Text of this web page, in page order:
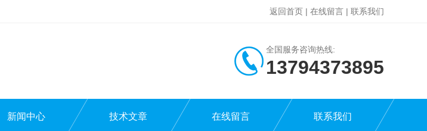
返回首页 | 在线留言 | 联系我们
全国服务咨询热线:
13794373895
新闻中心 技术文章 在线留言 联系我们